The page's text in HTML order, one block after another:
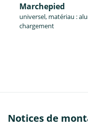
Marchepied
universel, matériau :
chargement
Notices de